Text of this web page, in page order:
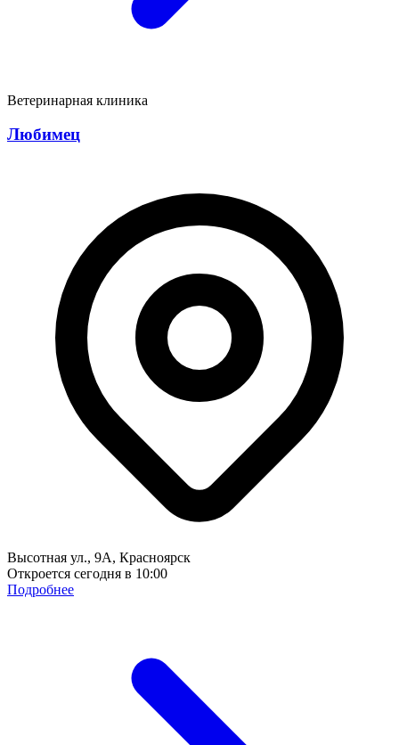
Ветеринарная клиника
Любимец
Высотная ул., 9А, Красноярск
Откроется сегодня в 10:00
Подробнее